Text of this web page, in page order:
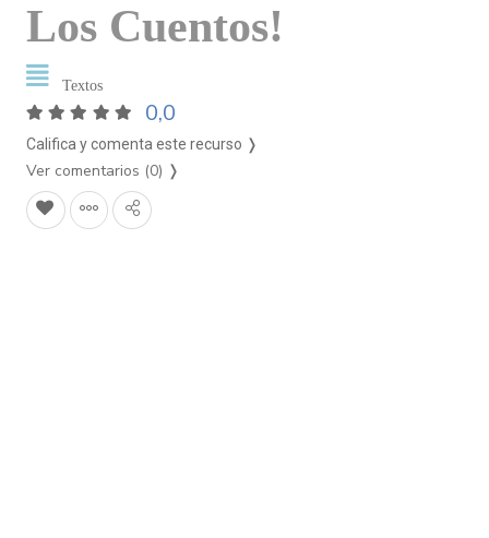
Los Cuentos!
Textos
0,0
Califica y comenta este recurso ❭
Ver comentarios (0) ❭